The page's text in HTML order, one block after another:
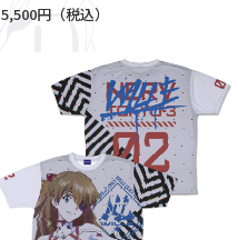
5,500円